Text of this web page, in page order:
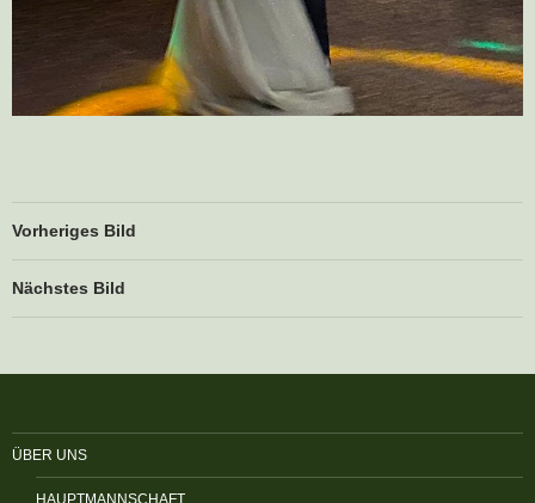
Vorheriges Bild
Nächstes Bild
ÜBER UNS
HAUPTMANNSCHAFT